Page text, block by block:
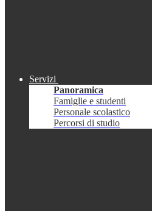
Servizi
Panoramica
Famiglie e studenti
Personale scolastico
Percorsi di studio